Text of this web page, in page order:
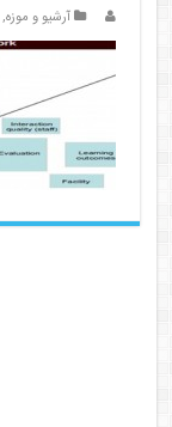
آرشیو و موزه,